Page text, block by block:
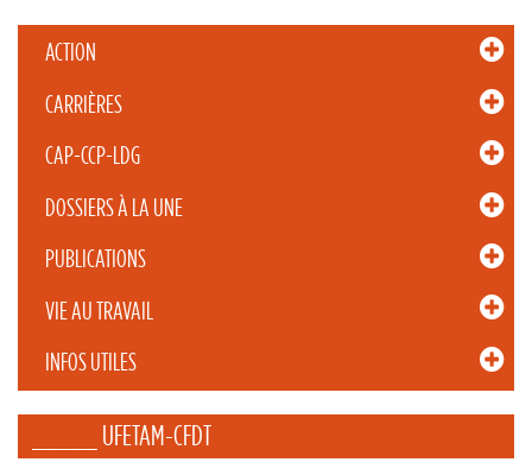
ACTION
CARRIÈRES
CAP-CCP-LDG
DOSSIERS À LA UNE
PUBLICATIONS
VIE AU TRAVAIL
INFOS UTILES
_____ UFETAM-CFDT